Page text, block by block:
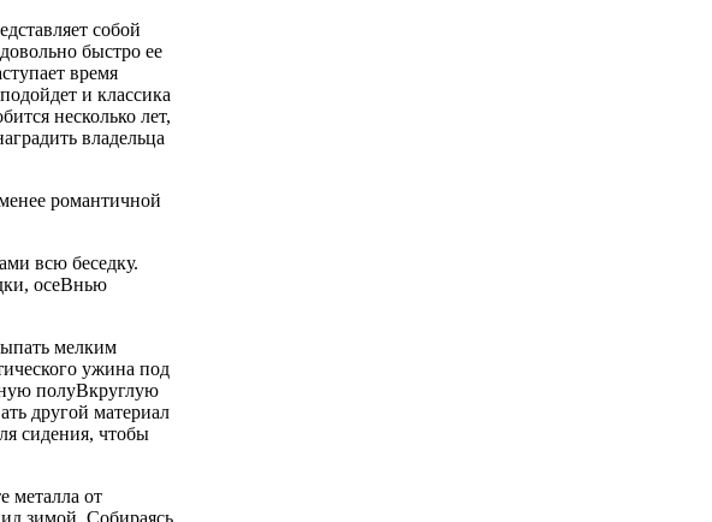
собой
быстро ее
время
и классика
несколько лет,
владельца
романтичной
всю беседку.
осеВ­нью
мелким
ужина под
полуВ­круглую
другой материал
сидения, чтобы
металла от
зимой. Собираясь